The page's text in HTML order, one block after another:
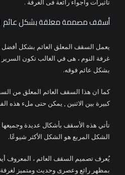
تأثيرات واجواء رائعة فى الغرفة .
أسقف مصممة معلقة بشكل عائم
يعمل السقف المعلق العائم بشكل أفضل
غرفة النوم ، هى في الغالب تكون
بشكل عائم فوقه.
كما ان هذا السقف العائم المعلق من
كبيرة بين الاثنين , يمكن حتى ملء هذه
تأتي هذه الأسقف بأشكال عديدة
الشكل المربع هو الشكل الأكثر شيوعًا.
يُعرف تصميم السقف العائم ، المعروف
بمظهر رائع وعصرى وحديث ومتميز